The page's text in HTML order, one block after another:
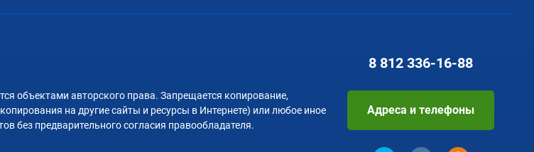
объектами авторского права. Запрещается копирование,
на другие сайты и ресурсы в Интернете) или любое иное
без предварительного согласия правообладателя.
8 812 336-16-88
Адреса и телефоны